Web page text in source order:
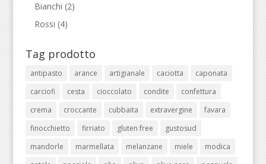
Bianchi (2)
Rossi (4)
Tag prodotto
antipasto arance artigianale caciotta
caponata
carciofi
cesta cioccolato condite
confettura
crema
croccante cubbaita extravergine
favara
finocchietto
firriato gluten free
gustosud
mandorle
marmellata melanzane miele
modica